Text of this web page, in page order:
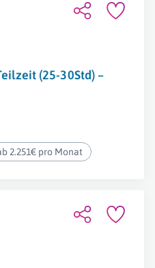
(25-30Std) –
2.251€ pro Monat